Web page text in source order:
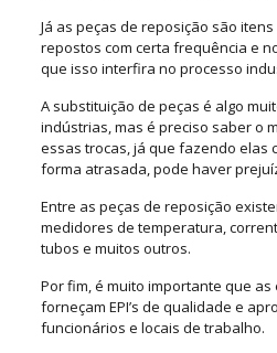
Já as peças de reposição são
repostos com certa frequência e
que isso interfira no processo
A substituição de peças é algo
indústrias, mas é preciso saber o
essas trocas, já que fazendo elas
forma atrasada, pode haver
Entre as peças de reposição
medidores de temperatura,
tubos e muitos outros.
Por fim, é muito importante que
forneçam EPI’s de qualidade e
funcionários e locais de trabalho.